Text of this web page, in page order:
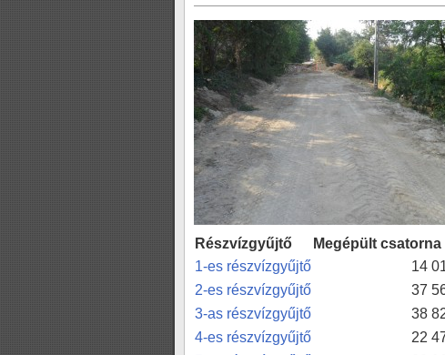
Részvízgyűjtő Megépült
1-es részvízgyűjtő
14
2-es részvízgyűjtő
37
3-as részvízgyűjtő
38
4-es részvízgyűjtő
22